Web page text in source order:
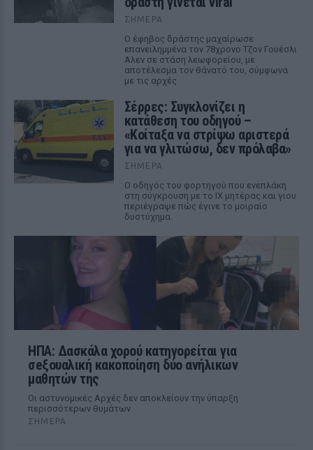
ΣΉΜΕΡΑ
Ο έφηβος δράστης μαχαίρωσε
επανειλημμένα τον 78χρονο Τζον Γουέσλι
Αλεν σε στάση λεωφορείου, με
αποτέλεσμα τον θάνατό του, σύμφωνα
με τις αρχές
Σέρρες: Συγκλονίζει η
κατάθεση του οδηγού –
«Κοίταξα να στρίψω αριστερά
για να γλιτώσω, δεν πρόλαβα»
ΣΉΜΕΡΑ
Ο οδηγός του φορτηγού που ενεπλάκη
στη σύγκρουση με το ΙΧ μητέρας και γιου
περιέγραψε πώς έγινε το μοιραίο
δυστύχημα.
ΗΠΑ: Δασκάλα χορού κατηγορείται για
σeξουαλική κακοποίηση δύο ανήλικων
μαθητών της
Οι αστυνομικές Αρχές δεν αποκλείουν την ύπαρξη
περισσότερων θυμάτων
ΣΉΜΕΡΑ